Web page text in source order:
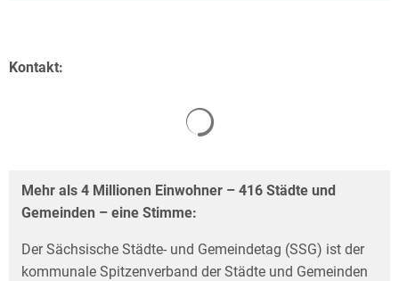
Kontakt:
Mehr als 4 Millionen Einwohner – 416 Städte und
Gemeinden – eine Stimme:
Der Sächsische Städte- und Gemeindetag (SSG) ist der
kommunale Spitzenverband der Städte und Gemeinden